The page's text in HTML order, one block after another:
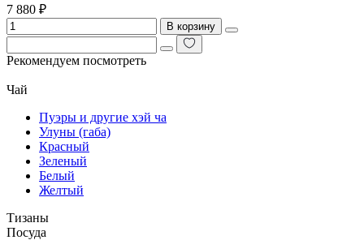
7 880 ₽
В корзину
Рекомендуем посмотреть
Чай
Пуэры и другие хэй ча
Улуны (габа)
Красный
Зеленый
Белый
Желтый
Тизаны
Посуда